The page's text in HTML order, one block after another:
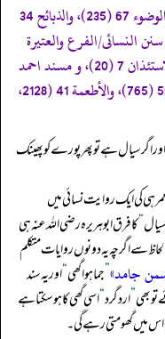
«صحیح البخاری/الوضوء 67 (235)، والذبائح 34
سنن ابی داود/ الأطعمة 48 (3841)، سنن النسائی/الفرع والعتیرة
10 (4263)، (تحفة الأشراف: 18065)، وط/الاستئذان 7 (20)، و مسند احمد
(6/329، 330، 335) وسنن الدارمی/الطہارة 59 (765)، والأطعمة 41 (2128،
اگر سیال ہے تو پھر پورے کو پھینک
ہی کی ایک روایت نسائی میں
“کا فرق ابوہریرہ رضی الله عنہ ہی
سے اگرچہ یہ دونوں روایات متکلم
جامد»”جما ہوا گھی“اور یہ سند
بھی”ارد گرد“اسی گھی کا ہو سکتا ہے
اس میں گھومتی رہے گی۔